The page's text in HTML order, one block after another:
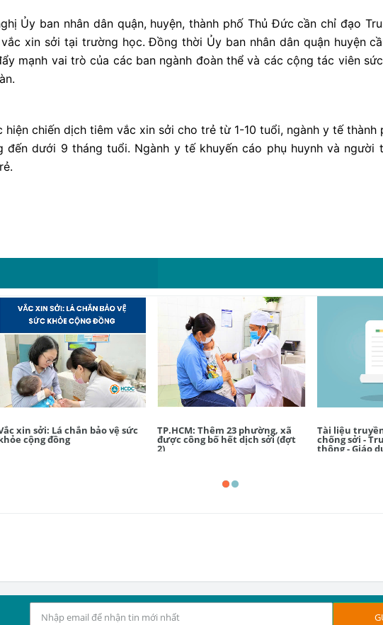
Ủy ban nhân dân quận, huyện, thành phố Thủ Đức cần chỉ đạo
xin sởi tại trường học. Đồng thời Ủy ban nhân dân quận huyện
mạnh vai trò của các ban ngành đoàn thể và các cộng tác viên
chiến dịch tiêm vắc xin sởi cho trẻ từ 1-10 tuổi, ngành y tế
dưới 9 tháng tuổi. Ngành y tế khuyến cáo phụ huynh và
xin sởi: Lá chắn bảo vệ sức
cộng đồng
TP.HCM: Thêm 23 phường, xã
được công bố hết dịch sởi (đợt
2)
Tài liệu
chống sởi -
thông - Giáo